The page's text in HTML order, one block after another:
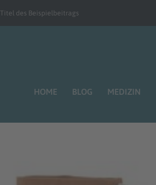
Titel des Beispielbeitrags
HOME BLOG MEDIZIN